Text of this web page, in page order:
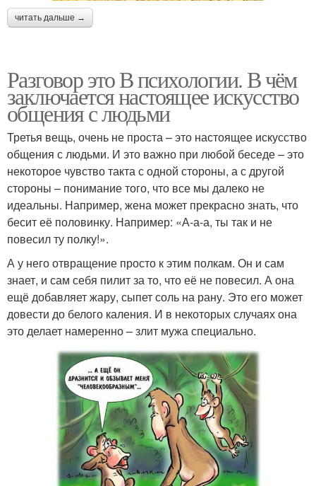
читать дальше →
Разговор это В психологии. В чём
заключается настоящее искусство
общения с людьми
Третья вещь, очень не проста – это настоящее искусство
общения с людьми. И это важно при любой беседе – это
некоторое чувство такта с одной стороны, а с другой
стороны – понимание того, что все мы далеко не
идеальны. Например, жена может прекрасно знать, что
бесит её половинку. Например: «А-а-а, ты так и не
повесил ту полку!».
А у него отвращение просто к этим полкам. Он и сам
знает, и сам себя пилит за то, что её не повесил. А она
ещё добавляет жару, сыпет соль на рану. Это его может
довести до белого каления. И в некоторых случаях она
это делает намеренно – злит мужа специально.